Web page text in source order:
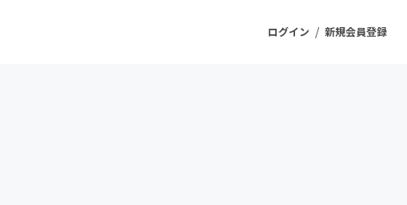
ログイン / 新規会員登録